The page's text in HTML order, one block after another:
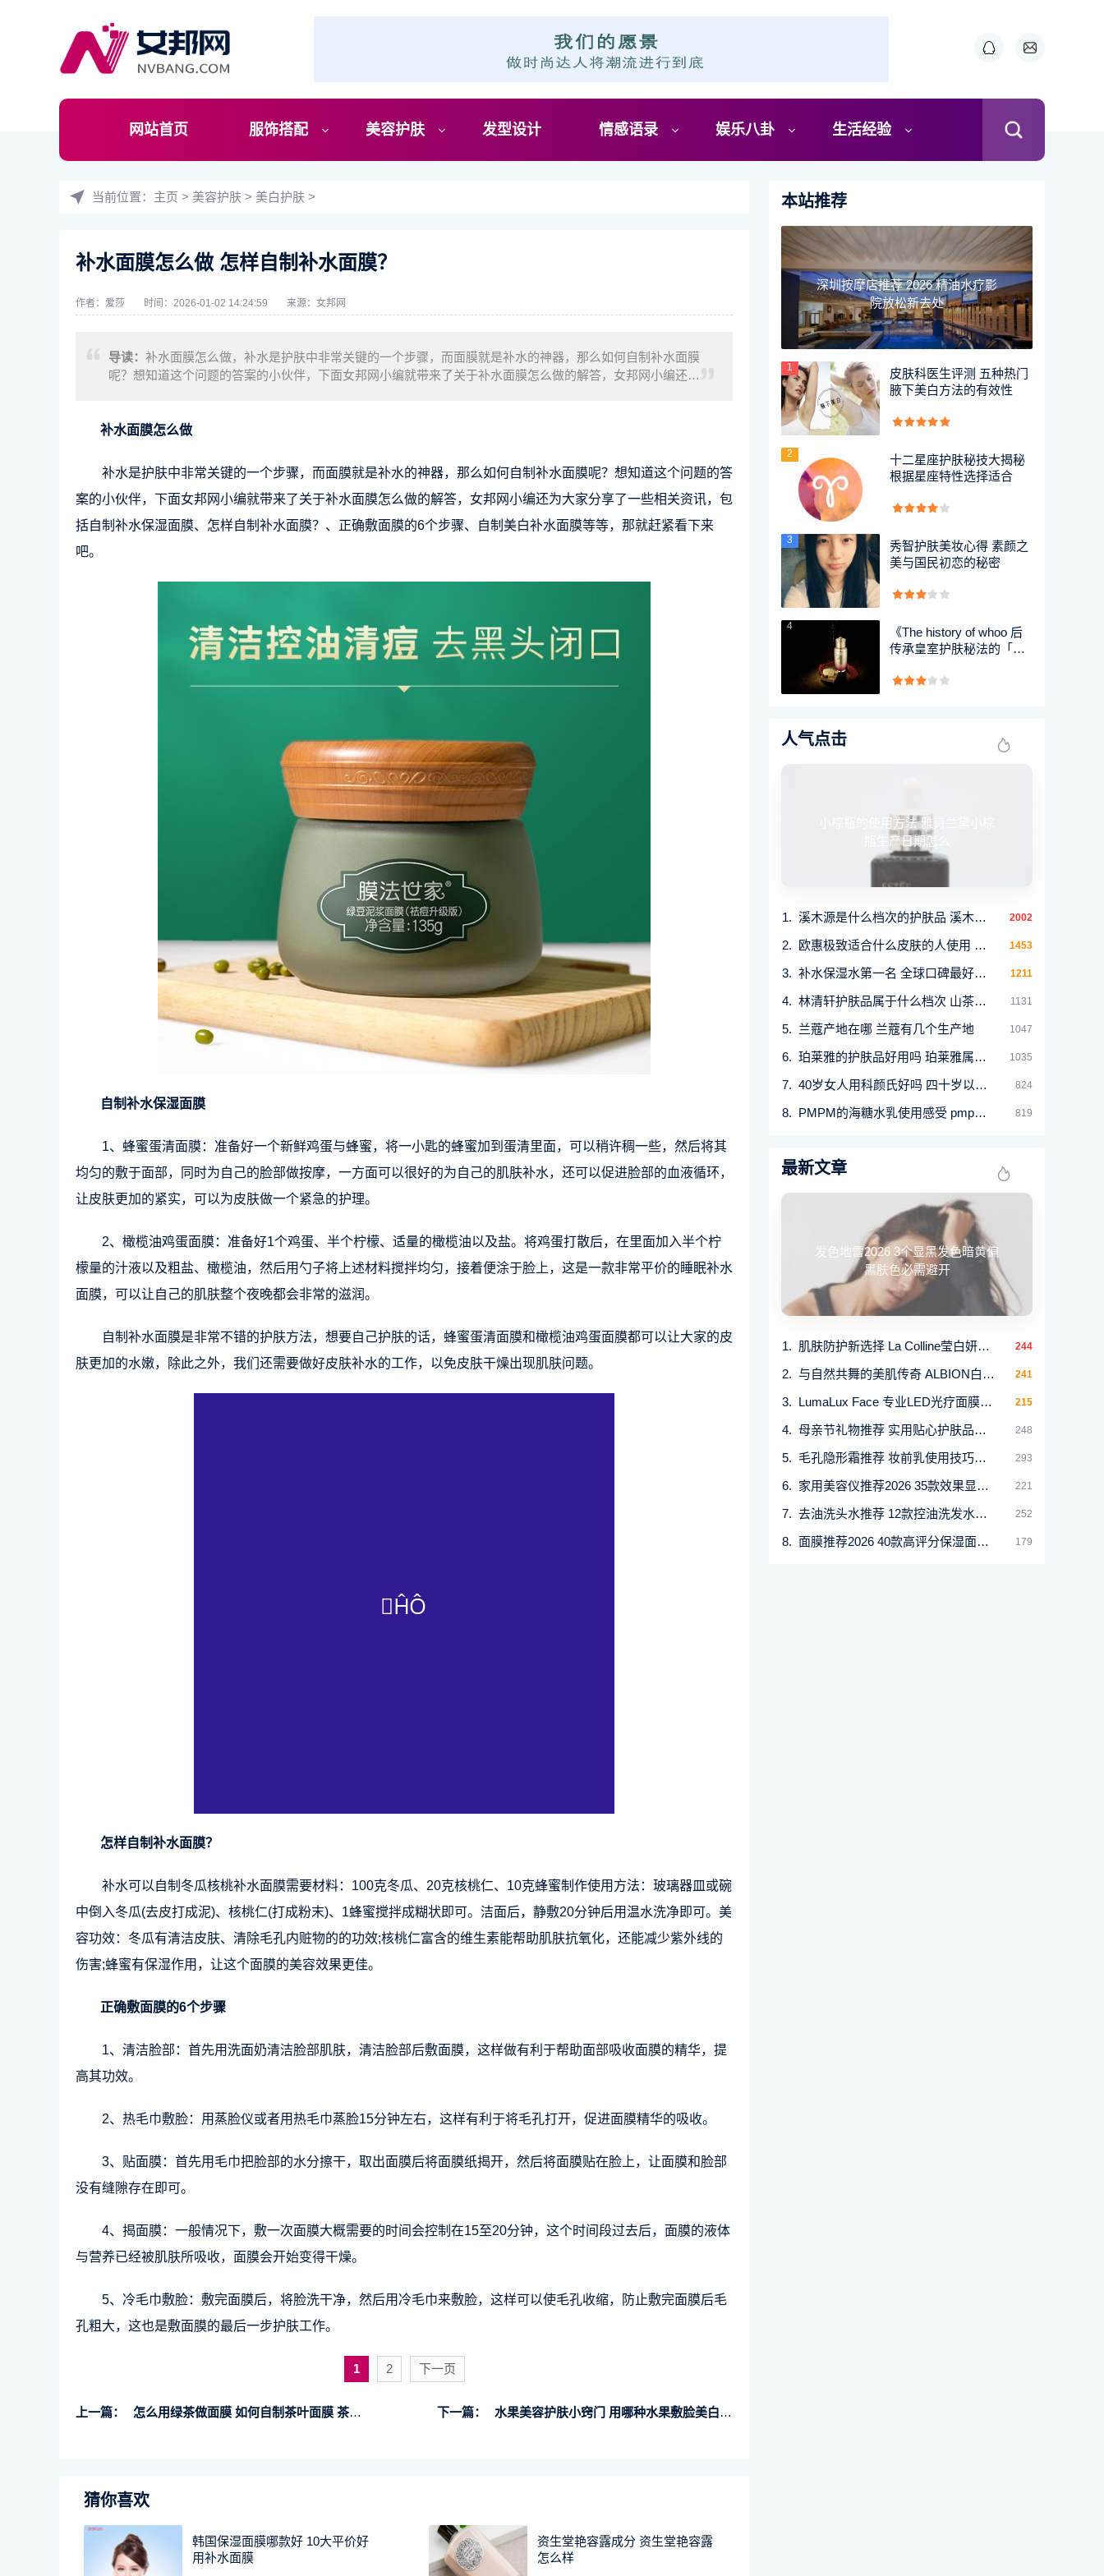
网站首页 服饰搭配 美容护肤 发型设计 情感语录 娱乐八卦 生活经验
当前位置： 主页 > 美容护肤 > 美白护肤 >
补水面膜怎么做 怎样自制补水面膜？
作者：爱莎 时间：2026-01-02 14:24:59 来源： 女邦网
导读： 补水面膜怎么做，补水是护肤中非常关键的一个步骤，而面膜就是补水的神器，那么如何自制补水面膜
呢？想知道这个问题的答案的小伙伴，下面女邦网小编就带来了关于补水面膜怎么做的解答，女邦网小编还为
补水面膜怎么做
补水是护肤中非常关键的一个步骤，而面膜就是补水的神器，那么如何自制补水面膜呢？想知道这个问题的答
案的小伙伴，下面女邦网小编就带来了关于补水面膜怎么做的解答，女邦网小编还为大家分享了一些相关资讯，包
括自制补水保湿面膜、怎样自制补水面膜？、正确敷面膜的6个步骤、自制美白补水面膜等等，那就赶紧看下来
吧。
自制补水保湿面膜
1、蜂蜜蛋清面膜：准备好一个新鲜鸡蛋与蜂蜜，将一小匙的蜂蜜加到蛋清里面，可以稍许稠一些，然后将其
均匀的敷于面部，同时为自己的脸部做按摩，一方面可以很好的为自己的肌肤补水，还可以促进脸部的血液循环，
让皮肤更加的紧实，可以为皮肤做一个紧急的护理。
2、橄榄油鸡蛋面膜：准备好1个鸡蛋、半个柠檬、适量的橄榄油以及盐。将鸡蛋打散后，在里面加入半个柠
檬量的汁液以及粗盐、橄榄油，然后用勺子将上述材料搅拌均匀，接着便涂于脸上，这是一款非常平价的睡眠补水
面膜，可以让自己的肌肤整个夜晚都会非常的滋润。
自制补水面膜是非常不错的护肤方法，想要自己护肤的话，蜂蜜蛋清面膜和橄榄油鸡蛋面膜都可以让大家的皮
肤更加的水嫩，除此之外，我们还需要做好皮肤补水的工作，以免皮肤干燥出现肌肤问题。
怎样自制补水面膜？
补水可以自制冬瓜核桃补水面膜需要材料：100克冬瓜、20克核桃仁、10克蜂蜜制作使用方法：玻璃器皿或碗
中倒入冬瓜(去皮打成泥)、核桃仁(打成粉末)、1蜂蜜搅拌成糊状即可。洁面后，静敷20分钟后用温水洗净即可。美
容功效：冬瓜有清洁皮肤、清除毛孔内赃物的的功效;核桃仁富含的维生素能帮助肌肤抗氧化，还能减少紫外线的
伤害;蜂蜜有保湿作用，让这个面膜的美容效果更佳。
正确敷面膜的6个步骤
1、清洁脸部：首先用洗面奶清洁脸部肌肤，清洁脸部后敷面膜，这样做有利于帮助面部吸收面膜的精华，提
高其功效。
2、热毛巾敷脸：用蒸脸仪或者用热毛巾蒸脸15分钟左右，这样有利于将毛孔打开，促进面膜精华的吸收。
3、贴面膜：首先用毛巾把脸部的水分擦干，取出面膜后将面膜纸揭开，然后将面膜贴在脸上，让面膜和脸部
没有缝隙存在即可。
4、揭面膜：一般情况下，敷一次面膜大概需要的时间会控制在15至20分钟，这个时间段过去后，面膜的液体
与营养已经被肌肤所吸收，面膜会开始变得干燥。
5、冷毛巾敷脸：敷完面膜后，将脸洗干净，然后用冷毛巾来敷脸，这样可以使毛孔收缩，防止敷完面膜后毛
孔粗大，这也是敷面膜的最后一步护肤工作。
1 2 下一页
上一篇： 怎么用绿茶做面膜 如何自制茶叶面膜 茶叶的神奇功效 下一篇： 水果美容护肤小窍门 用哪种水果敷脸美白最好
猜你喜欢
韩国保湿面膜哪款好 10大平价好
用补水面膜
资生堂艳容露成分 资生堂艳容露
怎么样
本站推荐
深圳按摩店推荐 2026 精油水疗影
院放松新去处
1
皮肤科医生评测 五种热门
腋下美白方法的有效性
2
十二星座护肤秘技大揭秘
根据星座特性选择适合
3
秀智护肤美妆心得 素颜之
美与国民初恋的秘密
4
《The history of whoo 后
传承皇室护肤秘法的「金
人气点击
小棕瓶的使用方法 雅诗兰黛小棕
瓶生产日期怎么
溪木源是什么档次的护肤品 溪木源适合多大年龄 2002
欧惠极致适合什么皮肤的人使用 适合多大年龄女 1453
补水保湿水第一名 全球口碑最好的5款平价保湿爽 1211
林清轩护肤品属于什么档次 山茶花润肤油的开创 1131
兰蔻产地在哪 兰蔻有几个生产地 1047
珀莱雅的护肤品好用吗 珀莱雅属于什么档次的品 1035
40岁女人用科颜氏好吗 四十岁以上女人适合用的 824
PMPM的海糖水乳使用感受 pmpm属于什么档次 819
最新文章
发色地雷2026 3个显黑发色暗黄偏
黑肤色必需避开
肌肤防护新选择 La Colline莹白妍采保护乳守护嫩肌 244
与自然共舞的美肌传奇 ALBION白神水解决七大肌肤 241
LumaLux Face 专业LED光疗面膜仪 3分钟实现医美级肌 215
母亲节礼物推荐 实用贴心护肤品与家品精选 248
毛孔隐形霜推荐 妆前乳使用技巧与13款人气产品 293
家用美容仪推荐2026 35款效果显著的美容机比较与 221
去油洗头水推荐 12款控油洗发水清爽头皮 252
面膜推荐2026 40款高评分保湿面膜全解析 179